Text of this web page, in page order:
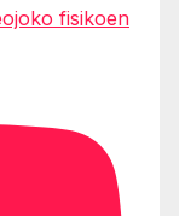
fisikoen